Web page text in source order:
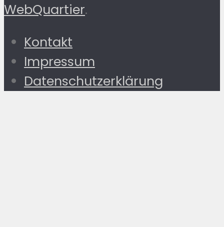
WebQuartier.
Kontakt
Impressum
Datenschutzerklärung